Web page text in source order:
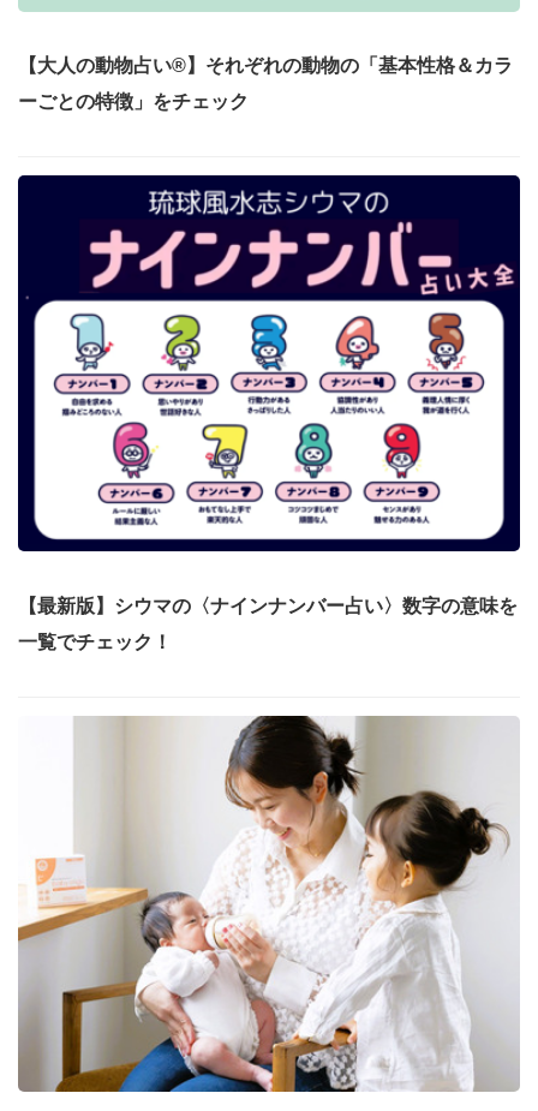
【大人の動物占い®】それぞれの動物の「基本性格＆カラ
ーごとの特徴」をチェック
【最新版】シウマの〈ナインナンバー占い〉数字の意味を
一覧でチェック！